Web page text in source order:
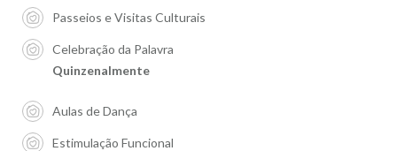
Passeios e Visitas Culturais
Celebração da Palavra
Quinzenalmente
Aulas de Dança
Estimulação Funcional